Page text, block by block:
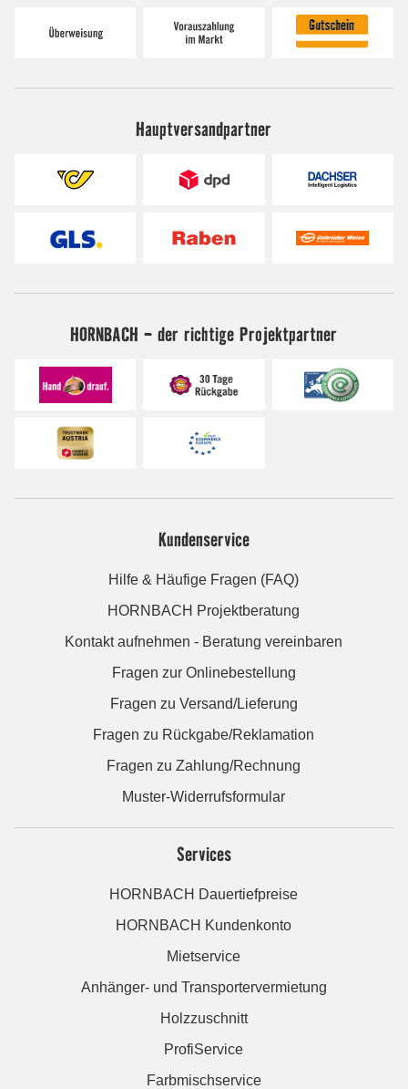
Hauptversandpartner
HORNBACH - der richtige Projektpartner
Kundenservice
Hilfe & Häufige Fragen (FAQ)
HORNBACH Projektberatung
Kontakt aufnehmen - Beratung vereinbaren
Fragen zur Onlinebestellung
Fragen zu Versand/Lieferung
Fragen zu Rückgabe/Reklamation
Fragen zu Zahlung/Rechnung
Muster-Widerrufsformular
Services
HORNBACH Dauertiefpreise
HORNBACH Kundenkonto
Mietservice
Anhänger- und Transportervermietung
Holzzuschnitt
ProfiService
Farbmischservice